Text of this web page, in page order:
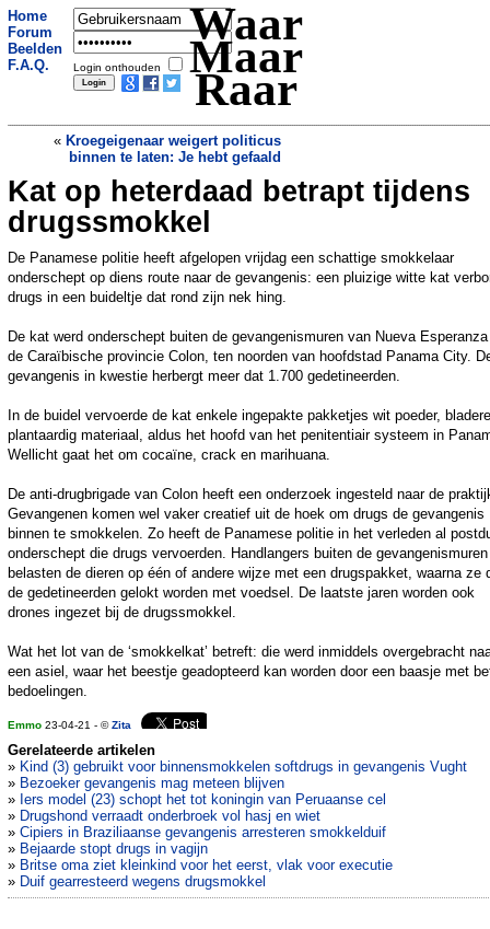
Home
Forum
Beelden
F.A.Q.
Login onthouden
Waar
Maar
Raar
« Kroegeigenaar weigert politicus
binnen te laten: Je hebt gefaald
Kirgizië promoot dit gevaarlijk
natuurproduct als middel tegen corona
Kat op heterdaad betrapt tijdens
drugssmokkel
De Panamese politie heeft afgelopen vrijdag een schattige smokkelaar
onderschept op diens route naar de gevangenis: een pluizige witte kat
drugs in een buideltje dat rond zijn nek hing.
De kat werd onderschept buiten de gevangenismuren van Nueva
de Caraïbische provincie Colon, ten noorden van hoofdstad Panama City.
gevangenis in kwestie herbergt meer dat 1.700 gedetineerden.
In de buidel vervoerde de kat enkele ingepakte pakketjes wit poeder,
plantaardig materiaal, aldus het hoofd van het penitentiair systeem in
Wellicht gaat het om cocaïne, crack en marihuana.
De anti-drugbrigade van Colon heeft een onderzoek ingesteld naar de
Gevangenen komen wel vaker creatief uit de hoek om drugs de gevangenis
binnen te smokkelen. Zo heeft de Panamese politie in het verleden al
onderschept die drugs vervoerden. Handlangers buiten de gevangenismuren
belasten de dieren op één of andere wijze met een drugspakket, waarna ze
de gedetineerden gelokt worden met voedsel. De laatste jaren worden ook
drones ingezet bij de drugssmokkel.
Wat het lot van de ‘smokkelkat’ betreft: die werd inmiddels overgebracht
een asiel, waar het beestje geadopteerd kan worden door een baasje met
bedoelingen.
Emmo 23-04-21 - ©Zita
Gerelateerde artikelen
» Kind (3) gebruikt voor binnensmokkelen softdrugs in gevangenis Vught
» Bezoeker gevangenis mag meteen blijven
» Iers model (23) schopt het tot koningin van Peruaanse cel
» Drugshond verraadt onderbroek vol hasj en wiet
» Cipiers in Braziliaanse gevangenis arresteren smokkelduif
» Bejaarde stopt drugs in vagijn
» Britse oma ziet kleinkind voor het eerst, vlak voor executie
» Duif gearresteerd wegens drugsmokkel